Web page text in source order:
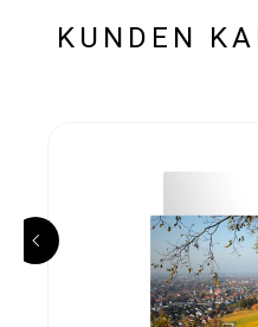
KUNDEN